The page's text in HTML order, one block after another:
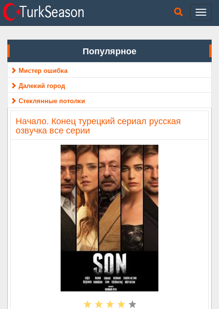
Популярное
Мистер ошибка
Далекий город
Стеклянные потолки
Начало. Конец турецкий сериал русская
озвучка все серии